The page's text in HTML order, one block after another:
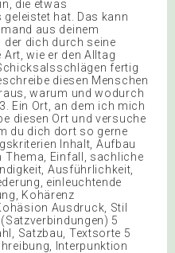
die etwas
hat. Das kann
aus deinem
der dich durch seine
wie er den Alltag
fertig
diesen Menschen
warum und wodurch
Ein Ort, an dem ich mich
diesen Ort und versuche
du dich dort so gerne
Inhalt, Aufbau
Thema, Einfall, sachliche
Ausführlichkeit,
einleuchtende
Kohärenz
Ausdruck, Stil
5
Satzbau, Textsorte 5
Interpunktion